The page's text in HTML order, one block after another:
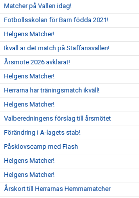
Matcher på Vallen idag!
Fotbollsskolan för Barn födda 2021!
Helgens Matcher!
Ikväll är det match på Staffansvallen!
Årsmöte 2026 avklarat!
Helgens Matcher!
Herrarna har träningsmatch ikväll!
Helgens Matcher!
Valberedningens förslag till årsmötet
Förändring i A-lagets stab!
Påsklovscamp med Flash
Helgens Matcher!
Helgens Matcher!
Årskort till Herrarnas Hemmamatcher